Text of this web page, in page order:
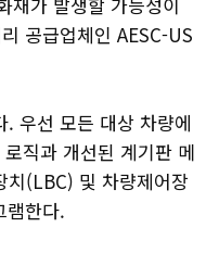
공급업체인 AESC-US
. 우선 모든 대상 차량에
직과 개선된 계기판 메
치(LBC) 및 차량제어장
램한다.